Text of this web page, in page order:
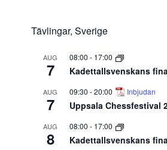
Tävlingar, Sverige
AUG
7
08:00 - 17:00
Kadettallsvenskans
AUG
7
09:30 -20:00 Inbjudan
Uppsala Chessfestival
AUG
8
08:00 - 17:00
Kadettallsvenskans